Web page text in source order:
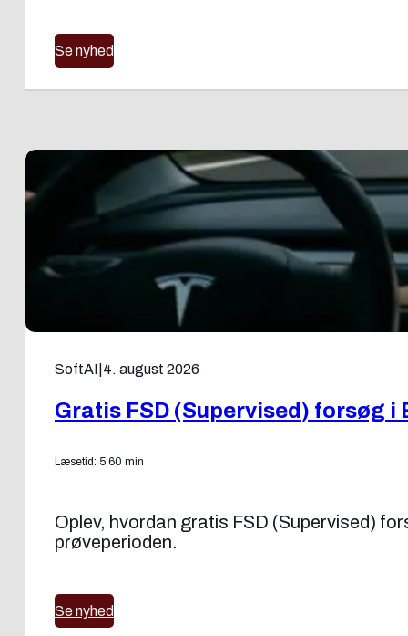
Se nyhed
SoftAI 4. august 2026
Gratis FSD (Supervised) forsøg i
Læsetid: 5:60 min
Oplev, hvordan gratis FSD (Supervised)
prøveperioden.
Se nyhed